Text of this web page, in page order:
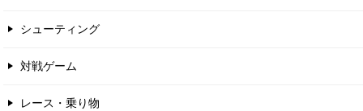
シューティング
対戦ゲーム
レース・乗り物